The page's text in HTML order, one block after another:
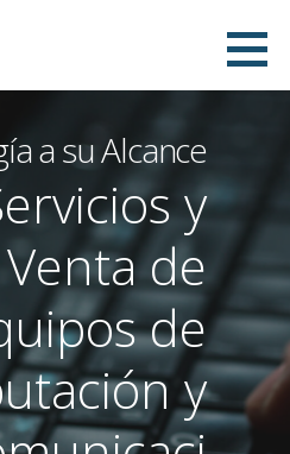
a su Alcance
y
Venta de
de
y